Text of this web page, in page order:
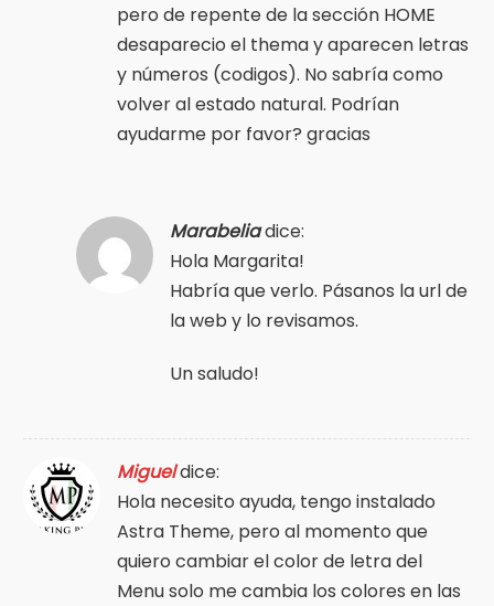
pero de repente de la sección HOME
desaparecio el thema y aparecen letras
y números (codigos). No sabría como
volver al estado natural. Podrían
ayudarme por favor? gracias
Marabeliadice:
Hola Margarita!
Habría que verlo. Pásanos la url de
la web y lo revisamos.
Un saludo!
Migueldice:
Hola necesito ayuda, tengo instalado
Astra Theme, pero al momento que
quiero cambiar el color de letra del
Menu solo me cambia los colores en las